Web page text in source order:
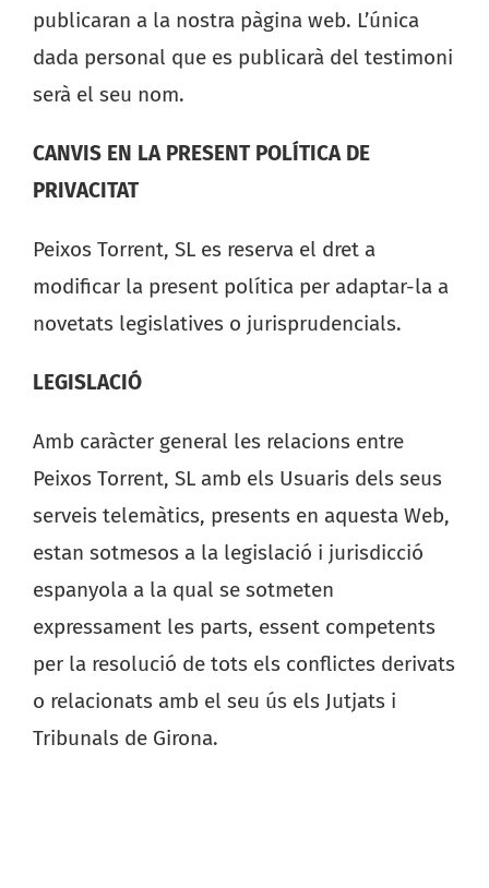
publicaran a la nostra pàgina web. L’única
dada personal que es publicarà del testimoni
serà el seu nom.
CANVIS EN LA PRESENT POLÍTICA DE
PRIVACITAT
Peixos Torrent, SL es reserva el dret a
modificar la present política per adaptar-la a
novetats legislatives o jurisprudencials.
LEGISLACIÓ
Amb caràcter general les relacions entre
Peixos Torrent, SL amb els Usuaris dels seus
serveis telemàtics, presents en aquesta Web,
estan sotmesos a la legislació i jurisdicció
espanyola a la qual se sotmeten
expressament les parts, essent competents
per la resolució de tots els conflictes derivats
o relacionats amb el seu ús els Jutjats i
Tribunals de Girona.